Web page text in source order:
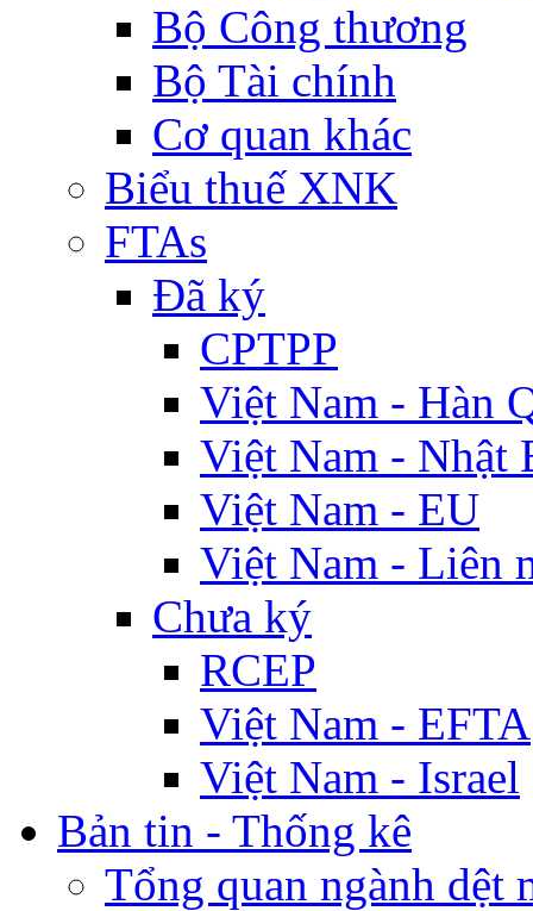
Bộ Công thương
Bộ Tài chính
Cơ quan khác
Biểu thuế XNK
FTAs
Đã ký
CPTPP
Việt Nam - Hàn
Việt Nam - Nhật
Việt Nam - EU
Việt Nam - Liên
Chưa ký
RCEP
Việt Nam - EFTA
Việt Nam - Israel
Bản tin - Thống kê
Tổng quan ngành dệt